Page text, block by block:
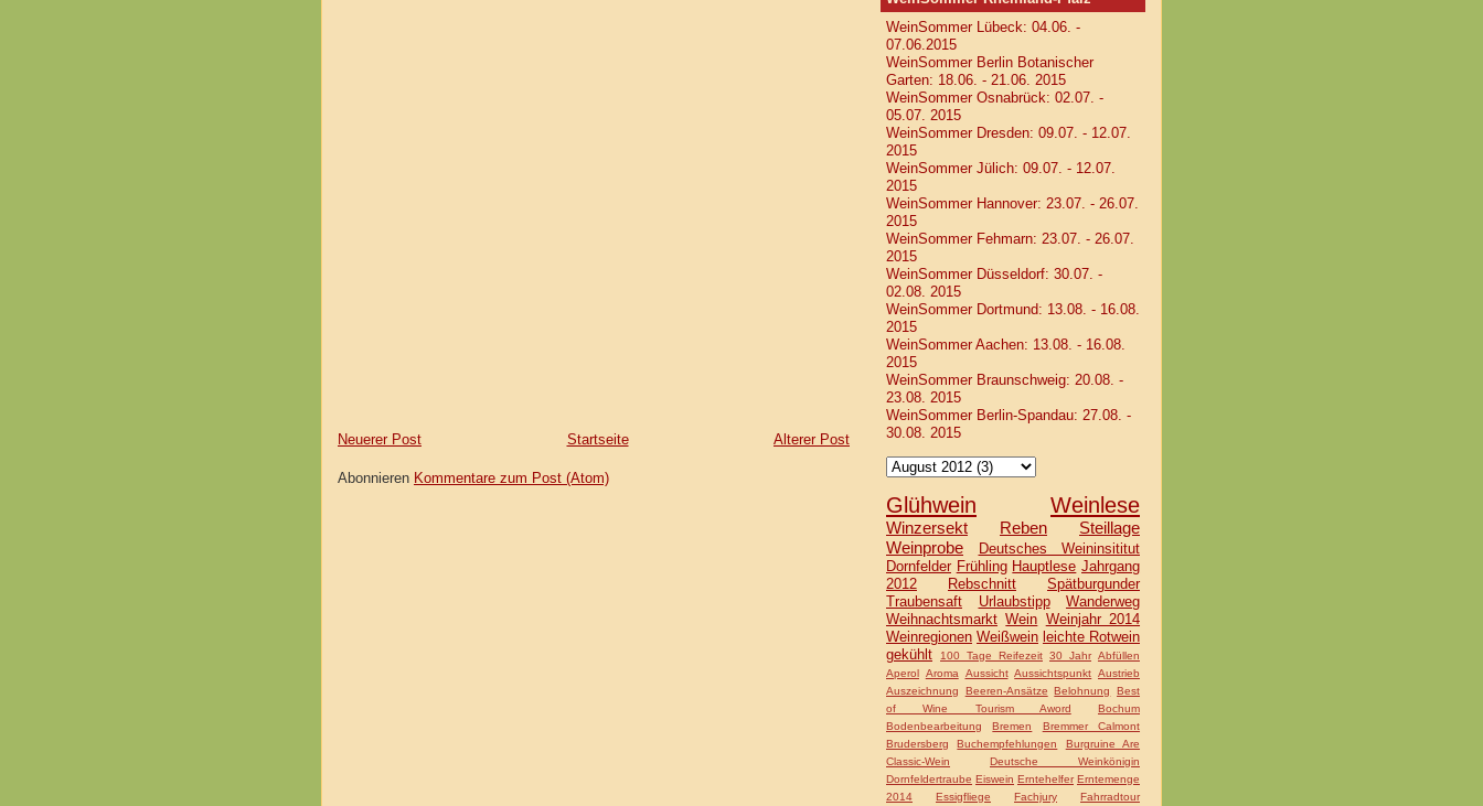
Neuerer Post Älterer Post
Startseite
Abonnieren Kommentare zum Post (Atom)
WeinSommer Lübeck: 04.06. -
07.06.2015
WeinSommer Berlin Botanischer
Garten: 18.06. - 21.06. 2015
WeinSommer Osnabrück: 02.07. -
05.07. 2015
WeinSommer Dresden: 09.07. - 12.07.
2015
WeinSommer Jülich: 09.07. - 12.07.
2015
WeinSommer Hannover: 23.07. - 26.07.
2015
WeinSommer Fehmarn: 23.07. - 26.07.
2015
WeinSommer Düsseldorf: 30.07. -
02.08. 2015
WeinSommer Dortmund: 13.08. - 16.08.
2015
WeinSommer Aachen: 13.08. - 16.08.
2015
WeinSommer Braunschweig: 20.08. -
23.08. 2015
WeinSommer Berlin-Spandau: 27.08. -
30.08. 2015
Glühwein Weinlese
Winzersekt Reben
Steillage
Weinprobe
Deutsches Weininsititut
Dornfelder Frühling Hauptlese Jahrgang
2012
Rebschnitt
Spätburgunder
Traubensaft
Urlaubstipp
Wanderweg
Weihnachtsmarkt Wein Weinjahr 2014
Weinregionen Weißwein leichte Rotwein
gekühlt
100 Tage Reifezeit 30 Jahr Abfüllen
Aperol Aroma Aussicht Aussichtspunkt Austrieb
Auszeichnung
Beeren-Ansätze Belohnung
Best
of Wine Tourism Aword
Bochum
Bodenbearbeitung
Bremen
Bremmer Calmont
Brudersberg
Buchempfehlungen
Burgruine Are
Classic-Wein
Deutsche Weinkönigin
Dornfeldertraube Eiswein Erntehelfer Erntemenge
2014
Essigfliege Fachjury
Fahrradtour